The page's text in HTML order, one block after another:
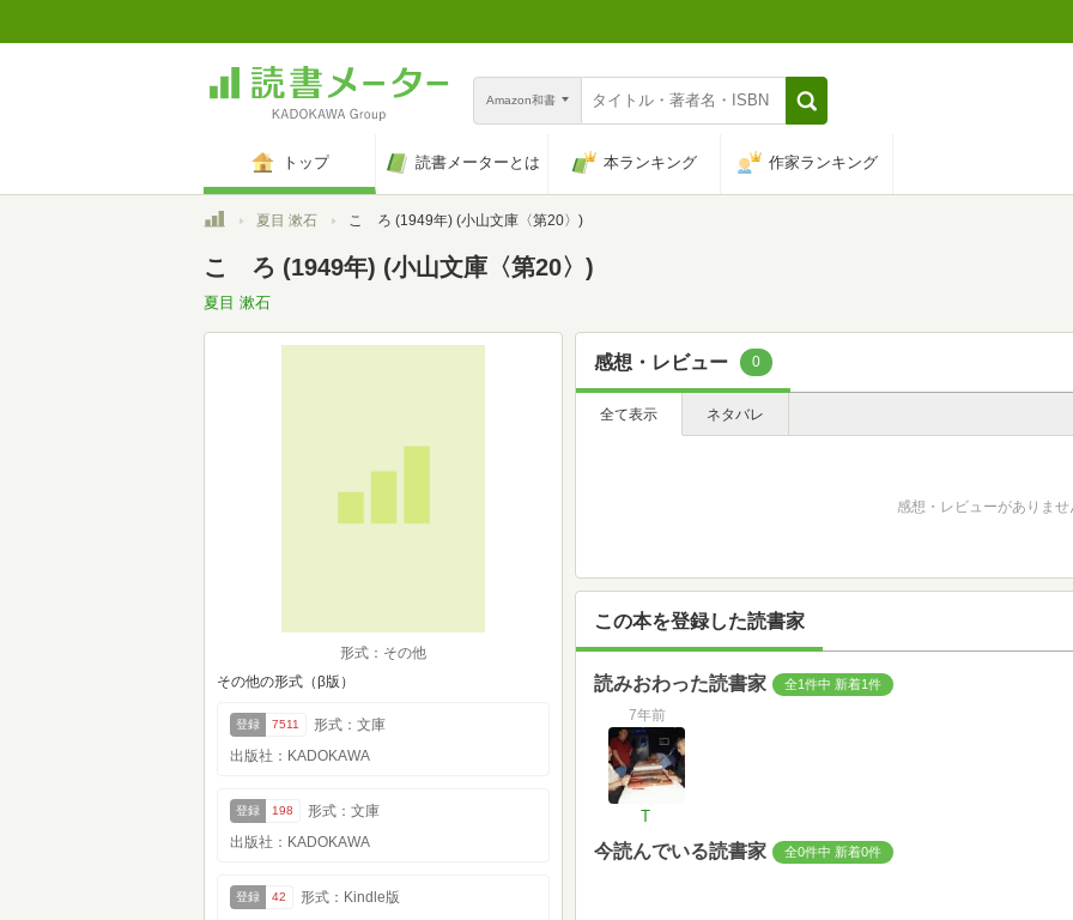
Amazon和書
トップ 読書メーターとは 本ランキング 作家ランキング
トップ夏目 漱石 こゝろ (1949年) (小山文庫〈第20〉)
こゝろ (1949年) (小山文庫〈第20〉)
夏目 漱石
形式：その他
その他の形式（β版）
登録 7511
形式：文庫
出版社：KADOKAWA
登録 198
形式：文庫
出版社：KADOKAWA
登録 42
形式：Kindle版
感想・レビュー 0
全て表示 ネタバレ
感想・レビューがありませ
この本を登録した読書家
読みおわった読書家 全1件中 新着1件
7年前
T
今読んでいる読書家 全0件中 新着0件